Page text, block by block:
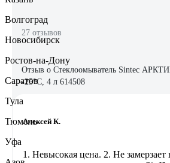
27 отзывов
Отзыв о Стеклоомыватель Sintec
-25°С, 4 л 614508
Алексей К.
1. Невысокая цена. 2. Не замерзает
Волгоград
Новосибирск
Ростов-на-Дону
Саратов
Тула
Тюмень
Уфа